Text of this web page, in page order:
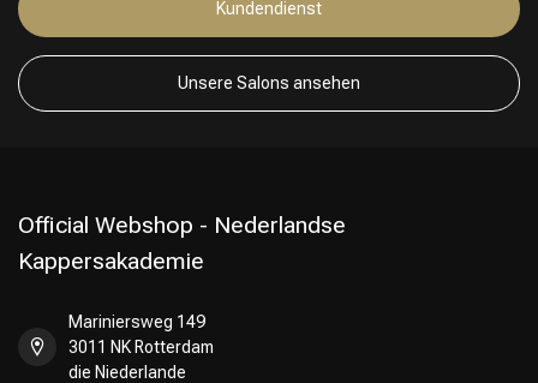
Kundendienst
Unsere Salons ansehen
Official Webshop - Nederlandse
Kappersakademie
Mariniersweg 149
3011 NK Rotterdam
die Niederlande